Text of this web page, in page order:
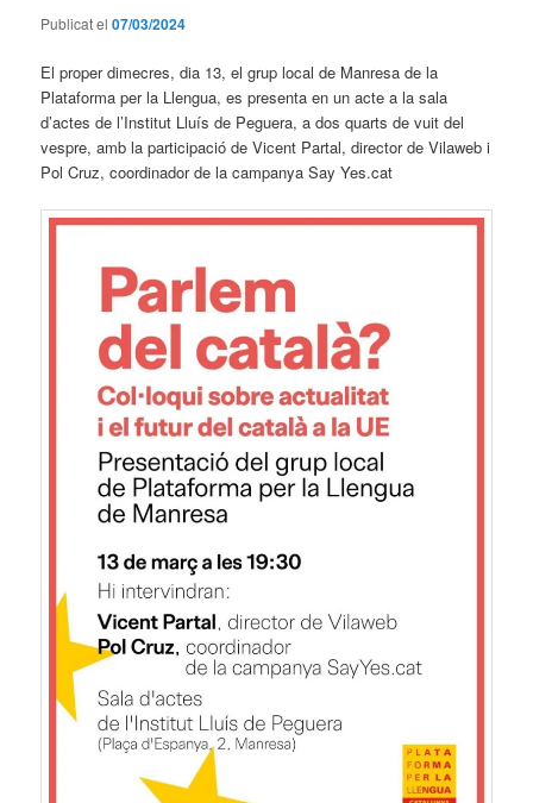
Publicat el07/03/2024
El proper dimecres, dia 13, el grup local de Manresa de la
Plataforma per la Llengua, es presenta en un acte a la sala
d’actes de l’Institut Lluís de Peguera, a dos quarts de vuit del
vespre, amb la participació de Vicent Partal, director de Vilaweb i
Pol Cruz, coordinador de la campanya Say Yes.cat